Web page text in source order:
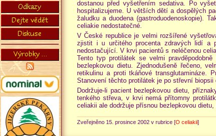
dostanou před vyšetřením sedativa. Po
hospitalizujeme. U větších dětí a dospělých
žaludku a duodena (gastroduodenoskopie).
celiakie nedostatečné.
V České republice je velmi rozšířené
zjistit i u určitého procenta zdravých lidí a
nedostačující. V krvi pacientů s neléčenou
Tento typ protilátek se velmi
bezlepkovou dietu. Zjednodušeně řečeno,
retikulinu a proti tkáňové transglutamináze.
Stanovení těchto protilátek je po střevní
Dodržuje-li pacient bezlepkovou dietu,
tenkého střeva, v krvi nemá přítomny
celiakii ale dodržuje přísnou bezlepkovou
Zveřejněno 15. prosince 2002 v rubrice [O celiakii]